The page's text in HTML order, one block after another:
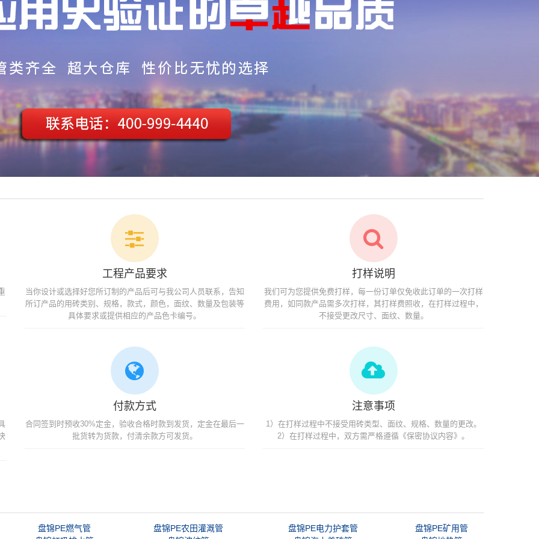
工程产品要求
当你设计或选择好您所订制的产品后可与我公司人员联系，告知
所订产品的用砖类别、规格，款式，颜色，面纹、数量及包装等
具体要求或提供相应的产品色卡编号。
打样说明
我们可为您提供免费打样，每一份订单仅免收此订单的一次打样
费用，如同款产品需多次打样，其打样费照收，在打样过程中，
不接受更改尺寸、面纹、数量。
付款方式
合同签到时预收30%定金，验收合格时款到发货，定金在最后一
批货转为货款，付清余款方可发货。
注意事项
1）在打样过程中不接受用砖类型、面纹、规格、数量的更改。
2）在打样过程中，双方需严格遵循《保密协议内容》。
盘锦PE燃气管 盘锦PE农田灌溉管 盘锦PE电力护套管
盘锦PE矿用管